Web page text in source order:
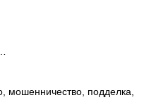
мошенничество, подделка,